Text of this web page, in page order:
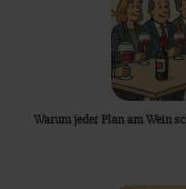
Warum jeder Plan am Wein